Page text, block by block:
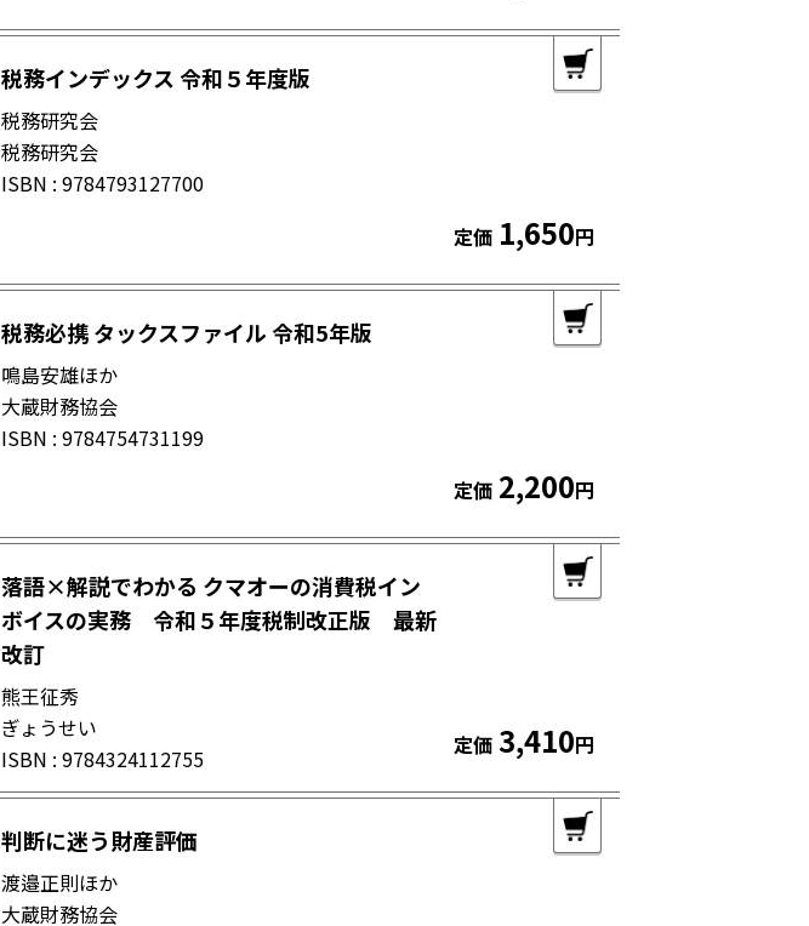
税務インデックス 令和５年度版
税務研究会
税務研究会
ISBN : 9784793127700
定価 1,650円
税務必携 タックスファイル 令和5年版
鳴島安雄ほか
大蔵財務協会
ISBN : 9784754731199
定価 2,200円
落語×解説でわかる クマオーの消費税イン
ボイスの実務 令和５年度税制改正版 最新
改訂
熊王征秀
ぎょうせい
ISBN : 9784324112755
定価 3,410円
判断に迷う財産評価
渡邉正則ほか
大蔵財務協会